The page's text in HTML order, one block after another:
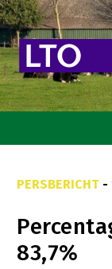
Goed eten
Mooi groen
PERSBERICHT -
83,7%